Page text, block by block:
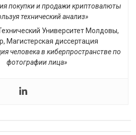
покупки и продажи криптовалюты
технический анализ»
Университет Молдовы,
Магистерская диссертация
человека в киберпространстве по
фотографии лица»